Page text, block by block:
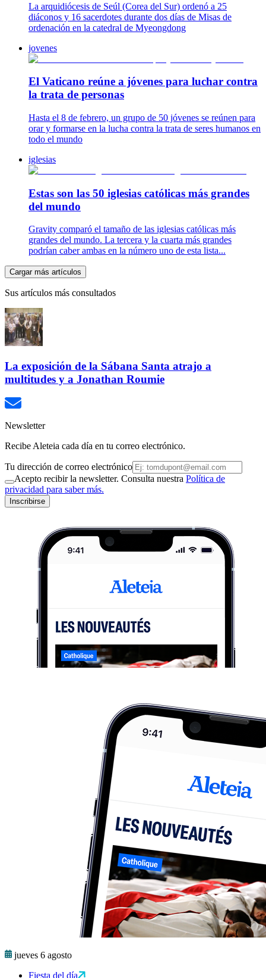
La arquidiócesis de Seúl (Corea del Sur) ordenó a 25
diáconos y 16 sacerdotes durante dos días de Misas de
ordenación en la catedral de Myeongdong
jovenes
El Vaticano reúne a jóvenes para luchar contra
la trata de personas
Hasta el 8 de febrero, un grupo de 50 jóvenes se reúnen para
orar y formarse en la lucha contra la trata de seres humanos en
todo el mundo
iglesias
Estas son las 50 iglesias católicas más grandes
del mundo
Gravity comparó el tamaño de las iglesias católicas más
grandes del mundo. La tercera y la cuarta más grandes
podrían caber ambas en la número uno de esta lista...
Cargar más artículos
Sus artículos más consultados
La exposición de la Sábana Santa atrajo a
multitudes y a Jonathan Roumie
Newsletter
Recibe Aleteia cada día en tu correo electrónico.
Tu dirección de correo electrónico
Acepto recibir la newsletter. Consulta nuestra Política de
privacidad para saber más.
Inscribirse
jueves 6 agosto
Fiesta del día